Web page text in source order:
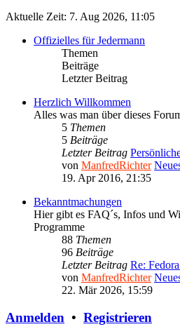
Aktuelle Zeit: 7. Aug 2026, 11:05
Offizielles für Jedermann
Themen
Beiträge
Letzter Beitrag
Herzlich Willkommen
Alles was man über dieses
5 Themen
5 Beiträge
Letzter Beitrag
von ManfredRichter
19. Apr 2016, 21:35
Bekanntmachungen
Hier gibt es FAQ´s, Infos und
Programme
88 Themen
96 Beiträge
Letzter Beitrag Re:
von ManfredRichter
22. Mär 2026, 15:59
Anmelden • Registrieren